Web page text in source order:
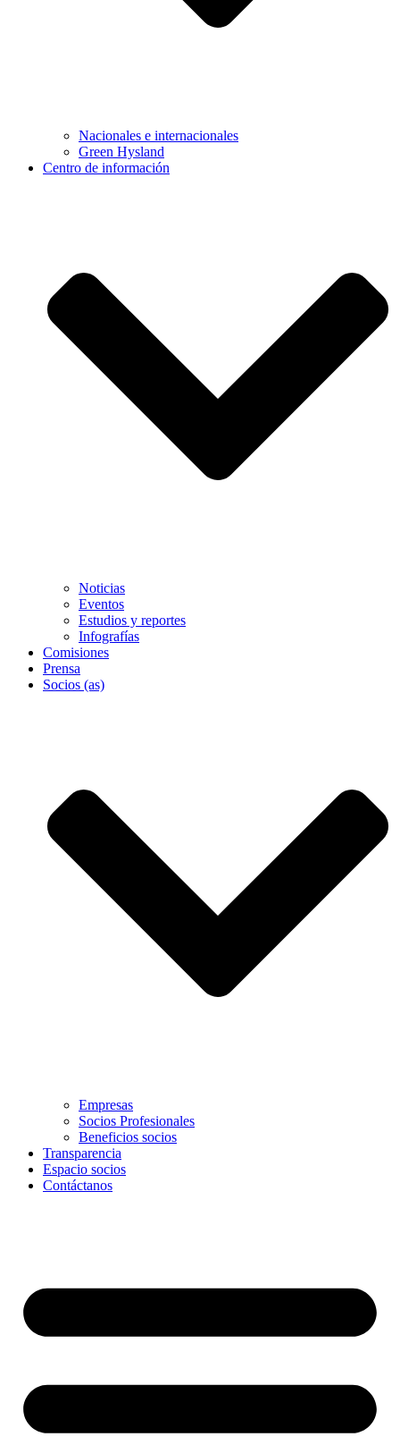
Nacionales e internacionales
Green Hysland
Centro de información
Noticias
Eventos
Estudios y reportes
Infografías
Comisiones
Prensa
Socios (as)
Empresas
Socios Profesionales
Beneficios socios
Transparencia
Espacio socios
Contáctanos